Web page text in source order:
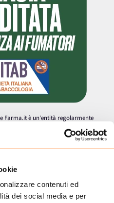
contenuti ed
dei social media e per
Farma.it è un'entità regolarmente
a effettuare la vendita online di